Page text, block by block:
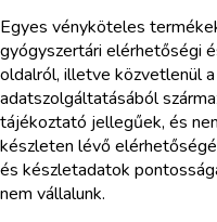
Egyes vényköteles
gyógyszertári elérhetőségi
oldalról, illetve közvetlenül
adatszolgáltatásából
tájékoztató jellegűek, és
készleten lévő
és készletadatok
nem vállalunk.